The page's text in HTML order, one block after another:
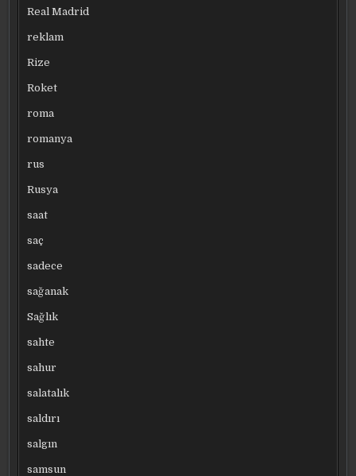
Real Madrid
reklam
Rize
Roket
roma
romanya
rus
Rusya
saat
saç
sadece
sağanak
Sağlık
sahte
sahur
salatalık
saldırı
salgın
samsun